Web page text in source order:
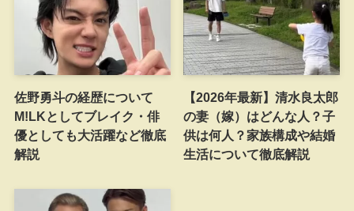
佐野勇斗の経歴について
M!LKとしてブレイク・俳
優としても大活躍など徹底
解説
【2026年最新】清水良太郎
の妻（嫁）はどんな人？子
供は何人？家族構成や結婚
生活について徹底解説